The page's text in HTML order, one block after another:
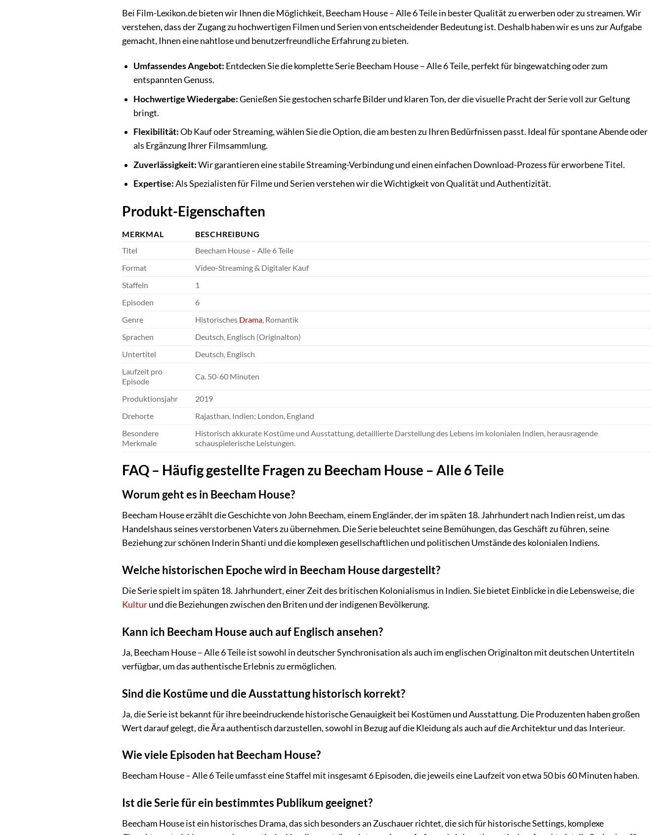
Bei Film-Lexikon.de bieten wir Ihnen die Möglichkeit, Beecham House – Alle 6 Teile in bester Qualität zu erwerben oder zu streamen. Wir
verstehen, dass der Zugang zu hochwertigen Filmen und Serien von entscheidender Bedeutung ist. Deshalb haben wir es uns zur Aufgabe
gemacht, Ihnen eine nahtlose und benutzerfreundliche Erfahrung zu bieten.
Umfassendes Angebot: Entdecken Sie die komplette Serie Beecham House – Alle 6 Teile, perfekt für bingewatching oder zum
entspannten Genuss.
Hochwertige Wiedergabe:Genießen Sie gestochen scharfe Bilder und klaren Ton, der die visuelle Pracht der Serie voll zur Geltung
bringt.
Flexibilität:Ob Kauf oder Streaming, wählen Sie die Option, die am besten zu Ihren Bedürfnissen passt. Ideal für spontane Abende oder
als Ergänzung Ihrer Filmsammlung.
Zuverlässigkeit:Wir garantieren eine stabile Streaming-Verbindung und einen einfachen Download-Prozess für erworbene Titel.
Expertise:Als Spezialisten für Filme und Serien verstehen wir die Wichtigkeit von Qualität und Authentizität.
Produkt-Eigenschaften
MERKMAL
BESCHREIBUNG
Titel
Beecham House – Alle 6 Teile
Format
Video-Streaming & Digitaler Kauf
Staffeln
1
Episoden
6
Genre
Historisches Drama, Romantik
Sprachen
Deutsch, Englisch (Originalton)
Untertitel
Deutsch, Englisch
Laufzeit pro
Episode
Ca. 50-60 Minuten
Produktionsjahr
2019
Drehorte
Rajasthan, Indien; London, England
Besondere
Merkmale
Historisch akkurate Kostüme und Ausstattung, detaillierte Darstellung des Lebens im kolonialen Indien, herausragende
schauspielerische Leistungen.
FAQ – Häufig gestellte Fragen zu Beecham House – Alle 6 Teile
Worum geht es in Beecham House?
Beecham House erzählt die Geschichte von John Beecham, einem Engländer, der im späten 18. Jahrhundert nach Indien reist, um das
Handelshaus seines verstorbenen Vaters zu übernehmen. Die Serie beleuchtet seine Bemühungen, das Geschäft zu führen, seine
Beziehung zur schönen Inderin Shanti und die komplexen gesellschaftlichen und politischen Umstände des kolonialen Indiens.
Welche historischen Epoche wird in Beecham House dargestellt?
Die Serie spielt im späten 18. Jahrhundert, einer Zeit des britischen Kolonialismus in Indien. Sie bietet Einblicke in die Lebensweise, die
Kulturund die Beziehungen zwischen den Briten und der indigenen Bevölkerung.
Kann ich Beecham House auch auf Englisch ansehen?
Ja, Beecham House – Alle 6 Teile ist sowohl in deutscher Synchronisation als auch im englischen Originalton mit deutschen Untertiteln
verfügbar, um das authentische Erlebnis zu ermöglichen.
Sind die Kostüme und die Ausstattung historisch korrekt?
Ja, die Serie ist bekannt für ihre beeindruckende historische Genauigkeit bei Kostümen und Ausstattung. Die Produzenten haben großen
Wert darauf gelegt, die Ära authentisch darzustellen, sowohl in Bezug auf die Kleidung als auch auf die Architektur und das Interieur.
Wie viele Episoden hat Beecham House?
Beecham House – Alle 6 Teile umfasst eine Staffel mit insgesamt 6 Episoden, die jeweils eine Laufzeit von etwa 50 bis 60 Minuten haben.
Ist die Serie für ein bestimmtes Publikum geeignet?
Beecham House ist ein historisches Drama, das sich besonders an Zuschauer richtet, die sich für historische Settings, komplexe